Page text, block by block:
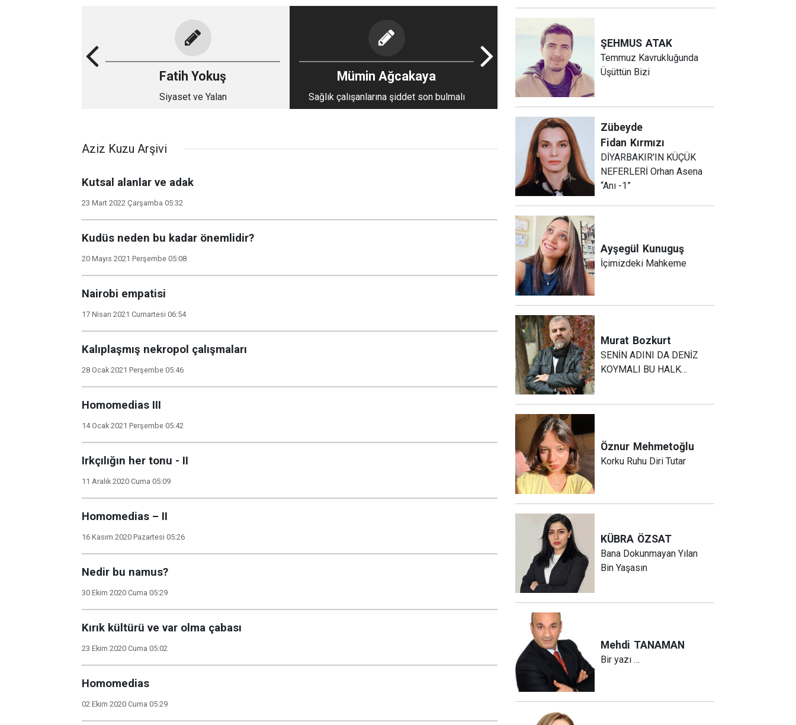
Fatih Yokuş
Siyaset ve Yalan
Mümin Ağcakaya
Sağlık çalışanlarına şiddet son bulmalı
Aziz Kuzu Arşivi
Kutsal alanlar ve adak
23 Mart 2022 Çarşamba 05:32
Kudüs neden bu kadar önemlidir?
20 Mayıs 2021 Perşembe 05:08
Nairobi empatisi
17 Nisan 2021 Cumartesi 06:54
Kalıplaşmış nekropol çalışmaları
28 Ocak 2021 Perşembe 05:46
Homomedias III
14 Ocak 2021 Perşembe 05:42
Irkçılığın her tonu - II
11 Aralık 2020 Cuma 05:09
Homomedias – II
16 Kasım 2020 Pazartesi 05:26
Nedir bu namus?
30 Ekim 2020 Cuma 05:29
Kırık kültürü ve var olma çabası
23 Ekim 2020 Cuma 05:02
Homomedias
02 Ekim 2020 Cuma 05:29
ŞEHMUS ATAK
Temmuz Kavrukluğunda
Üşüttün Bizi
Zübeyde
Fidan Kırmızı
DİYARBAKIR’IN KÜÇÜK
NEFERLERİ Orhan Asena
“Anı -1”
Ayşegül Kunuguş
İçimizdeki Mahkeme
Murat Bozkurt
SENİN ADINI DA DENİZ
KOYMALI BU HALK…
Öznur Mehmetoğlu
Korku Ruhu Diri Tutar
KÜBRA ÖZSAT
Bana Dokunmayan Yılan
Bin Yaşasın
Mehdi TANAMAN
Bir yazı …